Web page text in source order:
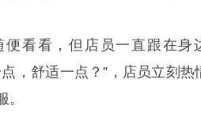
便看看，但店员一直跟在
，舒适一点？”，店员立刻